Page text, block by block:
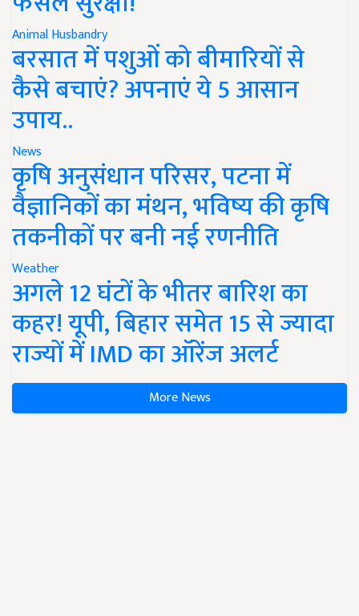
Animal Husbandry
बरसात में पशुओं को बीमारियों से
कैसे बचाएं? अपनाएं ये 5 आसान
उपाय..
News
कृषि अनुसंधान परिसर, पटना में
वैज्ञानिकों का मंथन, भविष्य की कृषि
तकनीकों पर बनी नई रणनीति
Weather
अगले 12 घंटों के भीतर बारिश का
कहर! यूपी, बिहार समेत 15 से ज्यादा
राज्यों में IMD का ऑरेंज अलर्ट
More News